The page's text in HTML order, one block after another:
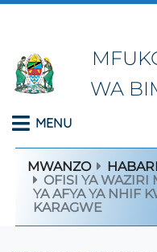
WA
MENU
MWANZO
HABARI
OFISI YA WAZIRI
YA AFYA YA NHIF
KARAGWE